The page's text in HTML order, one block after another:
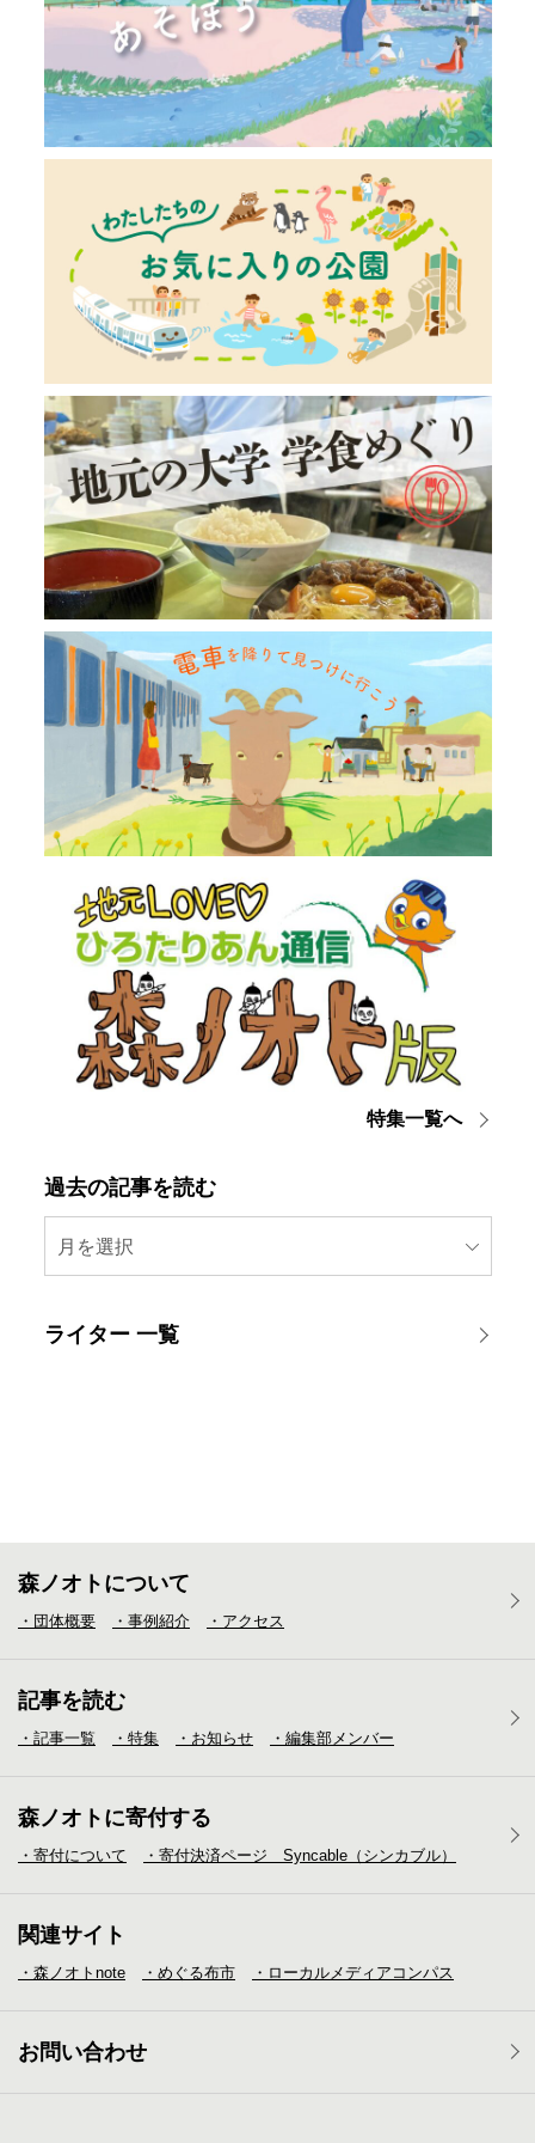
特集一覧へ
過去の記事を読む
月を選択
ライター 一覧
森ノオトについて
・団体概要 ・事例紹介 ・アクセス
記事を読む
・記事一覧 ・特集 ・お知らせ ・編集部メンバー
森ノオトに寄付する
・寄付について ・寄付決済ページ Syncable（シンカブル）
関連サイト
・森ノオトnote ・めぐる布市 ・ローカルメディア コンパス
お問い合わせ